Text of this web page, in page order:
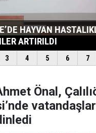
Önal,